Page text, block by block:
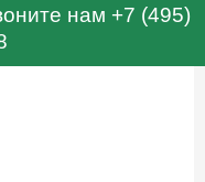
нам +7 (495)